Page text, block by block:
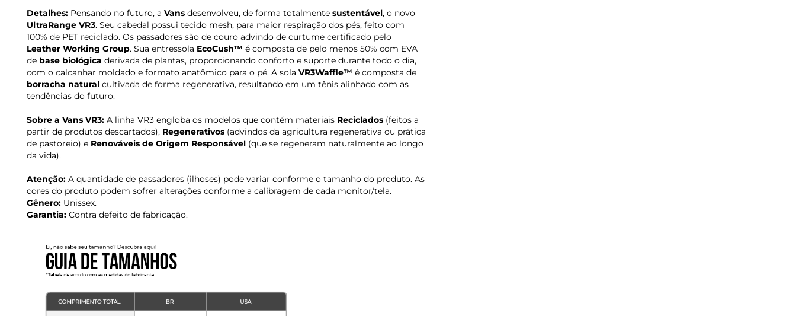
Detalhes: Pensando no futuro, a Vans desenvolveu, de forma totalmente sustentável, o novo
UltraRange VR3. Seu cabedal possui tecido mesh, para maior respiração dos pés, feito com
100% de PET reciclado. Os passadores são de couro advindo de curtume certificado pelo
Leather Working Group. Sua entressola EcoCush™ é composta de pelo menos 50% com EVA
de base biológica derivada de plantas, proporcionando conforto e suporte durante todo o dia,
com o calcanhar moldado e formato anatômico para o pé. A sola VR3Waffle™ é composta de
borracha natural cultivada de forma regenerativa, resultando em um tênis alinhado com as
tendências do futuro.
Sobre a Vans VR3: A linha VR3 engloba os modelos que contém materiais Reciclados (feitos a
partir de produtos descartados), Regenerativos (advindos da agricultura regenerativa ou prática
de pastoreio) e Renováveis de Origem Responsável (que se regeneram naturalmente ao longo
da vida).
Atenção: A quantidade de passadores (ilhoses) pode variar conforme o tamanho do produto. As
cores do produto podem sofrer alterações conforme a calibragem de cada monitor/tela.
Gênero: Unissex.
Garantia: Contra defeito de fabricação.